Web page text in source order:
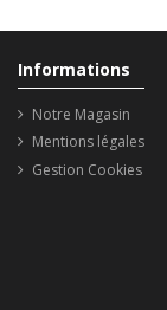
Informations
Notre Magasin
Mentions légales
Gestion Cookies